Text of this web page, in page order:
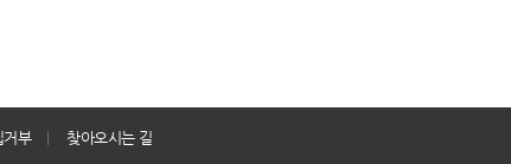
거부 찾아오시는 길